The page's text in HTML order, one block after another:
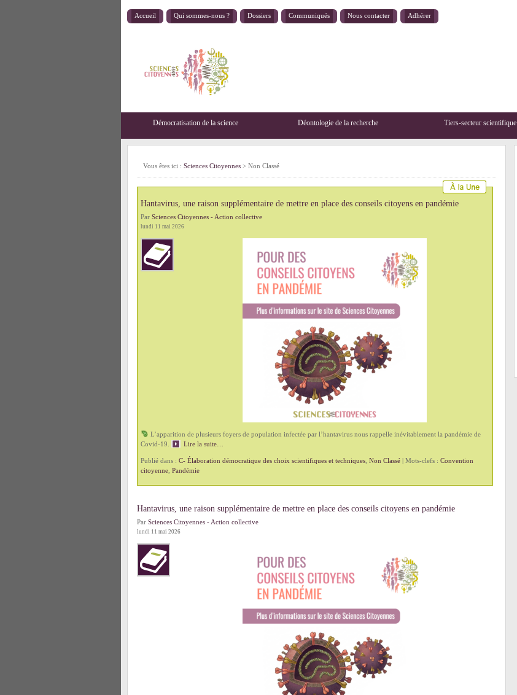
Accueil Qui sommes-nous ? Dossiers Communiqués Nous contacter Adhérer
Démocratisation de la science Déontologie de la recherche Tiers-secteur scientifique
Vous êtes ici : Sciences Citoyennes > Non Classé
Hantavirus, une raison supplémentaire de mettre en place des conseils citoyens en pandémie
Par Sciences Citoyennes - Action collective
lundi 11 mai 2026
L’apparition de plusieurs foyers de population infectée par l’hantavirus nous rappelle inévitablement la pandémie de
Covid-19.
Lire la suite…
Publié dans : C- Élaboration démocratique des choix scientifiques et techniques Non Classé | Mots-clefs : Convention
citoyenne Pandémie
Hantavirus, une raison supplémentaire de mettre en place des conseils citoyens en pandémie
Par Sciences Citoyennes - Action collective
lundi 11 mai 2026